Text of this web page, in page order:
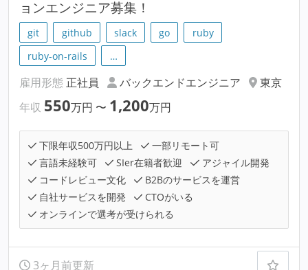
ョンエンジニア募集！
git github slack go
ruby
ruby-on-rails
…
雇用形態 正社員 バックエンドエンジニア
東京
年収 550万円 〜 1,200万円
下限年収500万円以上
一部リモート可
言語未経験可
SIer在籍者歓迎
アジャイル開発
コードレビュー文化
B2Bのサービスを運営
自社サービスを開発
CTOがいる
オンラインで選考が受けられる
3ヶ月前更新